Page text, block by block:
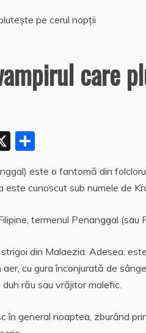
care
X
rt
e
z
ă
este o fantomă din
este cunoscut sub numele de
termenul Penanggal (sau
din Malaezia. Adesea,
cu gura înconjurată de
rău sau vrăjitor malefic.
în general noaptea, zburând